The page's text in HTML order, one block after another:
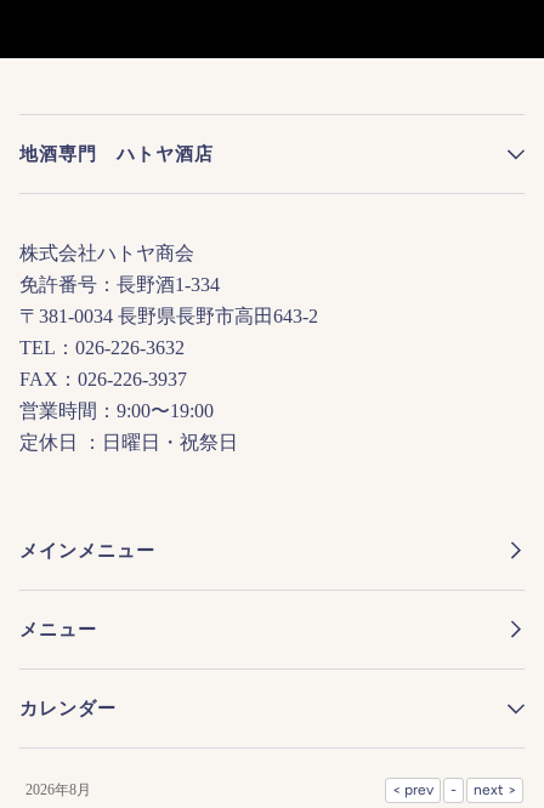
地酒専門 ハトヤ酒店
株式会社ハトヤ商会
免許番号：長野酒1-334
〒381-0034 長野県長野市高田643-2
TEL：026-226-3632
FAX：026-226-3937
営業時間：9:00〜19:00
定休日 ：日曜日・祝祭日
メインメニュー
メニュー
カレンダー
2026年8月